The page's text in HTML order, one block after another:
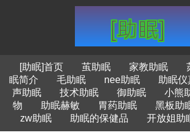
[助眠]首页 茧助眠 家教助眠
眠简介
毛助眠 nee助眠 助眠
声助眠
技术助眠 御助眠 小熊
物
助眠赫敏 胃药助眠 黑板助
zw助眠
助眠的保健品 开放姐助